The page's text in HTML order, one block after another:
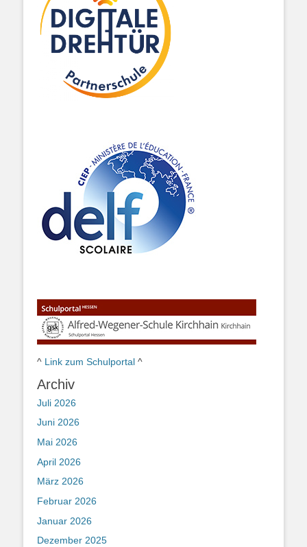
^ Link zum Schulportal ^
Archiv
Juli 2026
Juni 2026
Mai 2026
April 2026
März 2026
Februar 2026
Januar 2026
Dezember 2025